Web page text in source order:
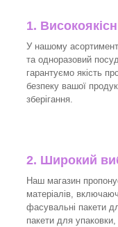
1.
У нашому
та одноразовий
гарантуємо якість
безпеку вашої
зберігання.
2. Широкий
Наш магазин
матеріалів,
фасувальні пакети
пакети для